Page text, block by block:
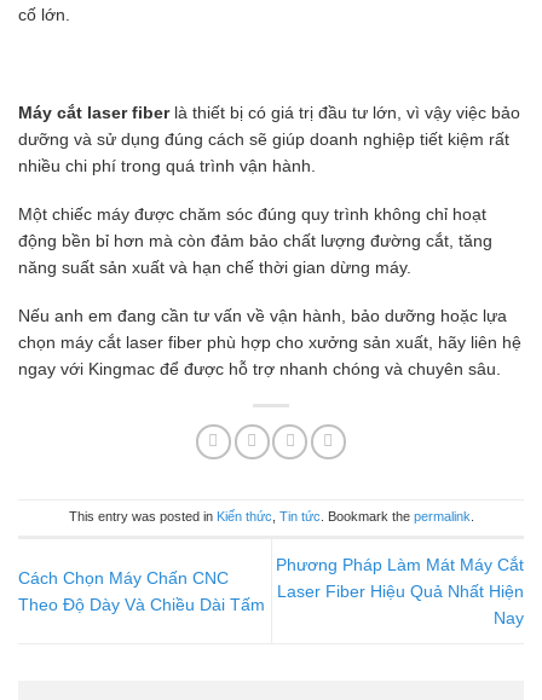
cố lớn.
Máy cắt laser fiberlà thiết bị có giá trị đầu tư lớn, vì vậy việc bảo
dưỡng và sử dụng đúng cách sẽ giúp doanh nghiệp tiết kiệm rất
nhiều chi phí trong quá trình vận hành.
Một chiếc máy được chăm sóc đúng quy trình không chỉ hoạt
động bền bỉ hơn mà còn đảm bảo chất lượng đường cắt, tăng
năng suất sản xuất và hạn chế thời gian dừng máy.
Nếu anh em đang cần tư vấn về vận hành, bảo dưỡng hoặc lựa
chọn máy cắt laser fiber phù hợp cho xưởng sản xuất, hãy liên hệ
ngay với Kingmac để được hỗ trợ nhanh chóng và chuyên sâu.
This entry was posted in Kiến thức Tin tức . Bookmark the permalink
Cách Chọn Máy Chấn CNC
Theo Độ Dày Và Chiều Dài Tấm
Phương Pháp Làm Mát Máy Cắt
Laser Fiber Hiệu Quả Nhất Hiện
Nay